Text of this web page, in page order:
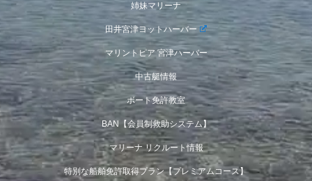
姉妹マリーナ
田井宮津ヨットハーバー
マリントピア 宮津ハーバー
中古艇情報
ボート免許教室
BAN【会員制救助システム】
マリーナ リクルート情報
特別な船舶免許取得プラン【プレミアムコース】